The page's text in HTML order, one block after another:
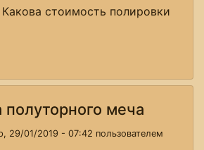
стоимость полировки
полуторного меча
29/01/2019 - 07:42 пользователем